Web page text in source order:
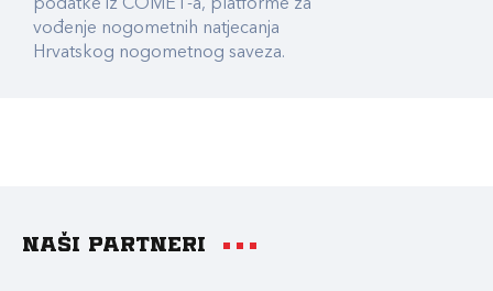
podatke iz COMET-a, platforme za
vođenje nogometnih natjecanja
Hrvatskog nogometnog saveza.
Naši partneri